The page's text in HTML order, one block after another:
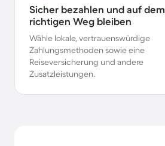
Sicher bezahlen und auf dem
richtigen Weg bleiben
Wähle lokale, vertrauenswürdige
Zahlungsmethoden sowie eine
Reiseversicherung und andere
Zusatzleistungen.